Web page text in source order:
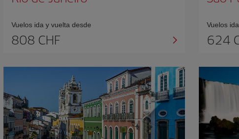
Vuelos ida y vuelta desde
808 CHF
Vuelos
624